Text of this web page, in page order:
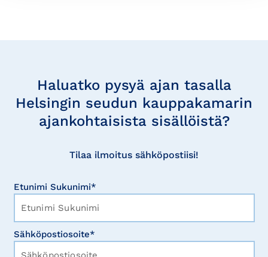
Haluatko pysyä ajan tasalla
Helsingin seudun kauppakamarin
ajankohtaisista sisällöistä?
Tilaa ilmoitus sähköpostiisi!
Etunimi Sukunimi*
Sähköpostiosoite*